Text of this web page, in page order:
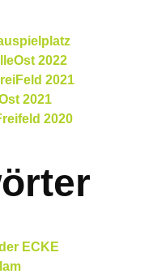
2022
2021
2021
2020
ECKE